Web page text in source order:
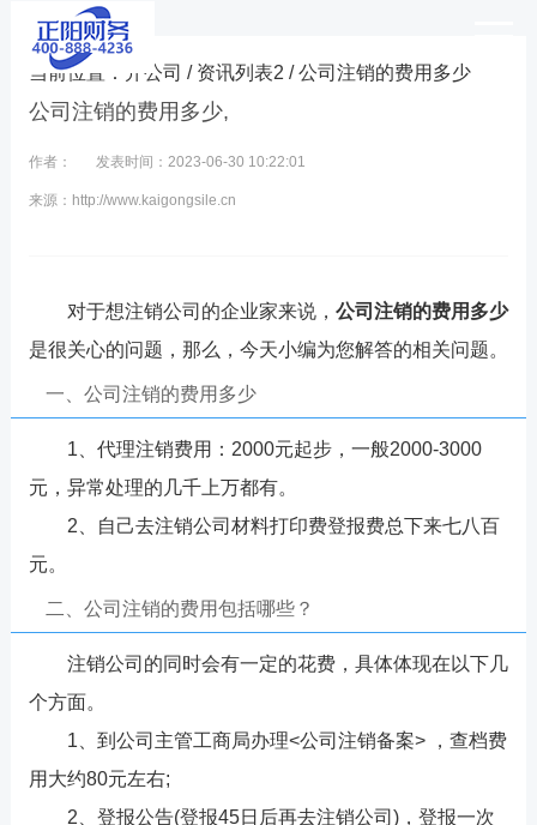
当前位置： 开公司 / 资讯列表2 / 公司注销的费用多少
公司注销的费用多少,
作者： 发表时间：2023-06-30 10:22:01
来源：http://www.kaigongsile.cn
对于想注销公司的企业家来说， 公司注销的费用多少
是很关心的问题，那么，今天小编为您解答的相关问题。
一、公司注销的费用多少
1、代理注销费用：2000元起步，一般2000-3000
元，异常处理的几千上万都有。
2、自己去注销公司材料打印费登报费总下来七八百
元。
二、公司注销的费用包括哪些？
注销公司的同时会有一定的花费，具体体现在以下几
个方面。
1、到公司主管工商局办理<公司注销备案> ，查档费
用大约80元左右;
2、登报公告(登报45日后再去注销公司)，登报一次